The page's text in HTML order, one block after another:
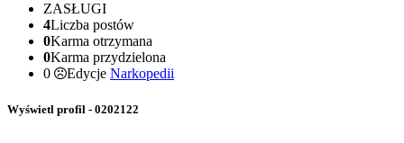
ZASŁUGI
4Liczba postów
0Karma otrzymana
0Karma przydzielona
0
Edycje Narkopedii
Wyświetl profil - 0202122